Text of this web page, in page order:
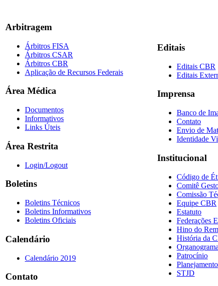
Arbitragem
Árbitros FISA
Árbitros CSAR
Árbitros CBR
Aplicação de Recursos Federais
Área Médica
Documentos
Informativos
Links Úteis
Área Restrita
Login/Logout
Boletins
Boletins Técnicos
Boletins Informativos
Boletins Oficiais
Calendário
Calendário 2019
Contato
Editais
Editais CBR
Editais
Imprensa
Banco de
Contato
Envio de
Identidade
Institucional
Código de
Comitê
Comissão
Equipe CBR
Estatuto
Federações
Hino do
História da
Patrocínio
STJD